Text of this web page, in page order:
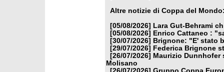
Altre notizie di Coppa del
[05/08/2026]
Lara Gut-Behrami
[05/08/2026]
Enrico Cattaneo :
[30/07/2026]
Brignone: "E' stato
[29/07/2026]
Federica Brignone
[26/07/2026] Maurizio Dunnhofer
Molisano